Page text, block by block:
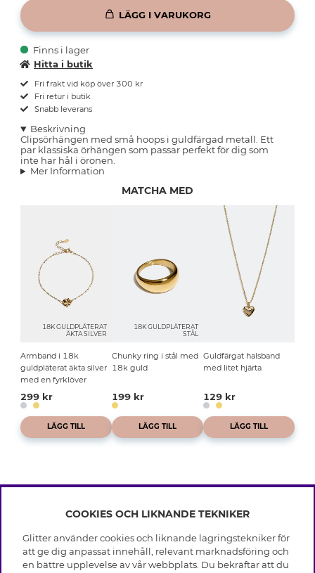
LÄGG I VARUKORG
Finns i lager
Hitta i butik
Fri frakt vid köp över 300 kr
Fri retur i butik
Snabb leverans
Beskrivning
Clipsörhängen med små hoops i guldfärgad metall. Ett
par klassiska örhängen som passar perfekt för dig som
inte har hål i öronen.
Mer Information
MATCHA MED
18K GULDPLÄTERAT
ÄKTA SILVER
Armband i 18k
guldpläterat äkta silver
med en fyrklöver
299 kr
LÄGG TILL
18K GULDPLÄTERAT
STÅL
Chunky ring i stål med
18k guld
199 kr
LÄGG TILL
Guldfärgat halsband
med litet hjärta
129 kr
LÄGG TILL
INFO
Leverans
Villkor
OM GLITTER
COOKIES OCH LIKNANDE TEKNIKER
Glitter använder cookies och liknande lagringstekniker för
att ge dig anpassat innehåll, relevant marknadsföring och
en bättre upplevelse av vår webbplats. Du bekräftar att du